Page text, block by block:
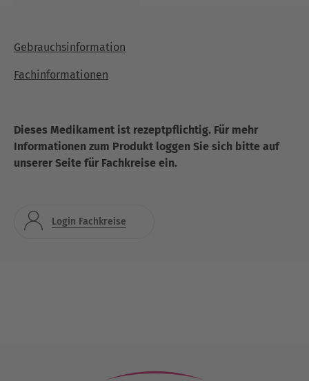
Gebrauchsinformation
Fachinformationen
Dieses Medikament ist rezeptpflichtig. Für mehr
Informationen zum Produkt loggen Sie sich bitte auf
unserer Seite für Fachkreise ein.
Login Fachkreise